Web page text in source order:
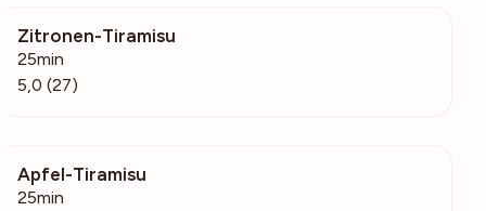
Zitronen-Tiramisu
25min
5,0 (27)
Apfel-Tiramisu
25min